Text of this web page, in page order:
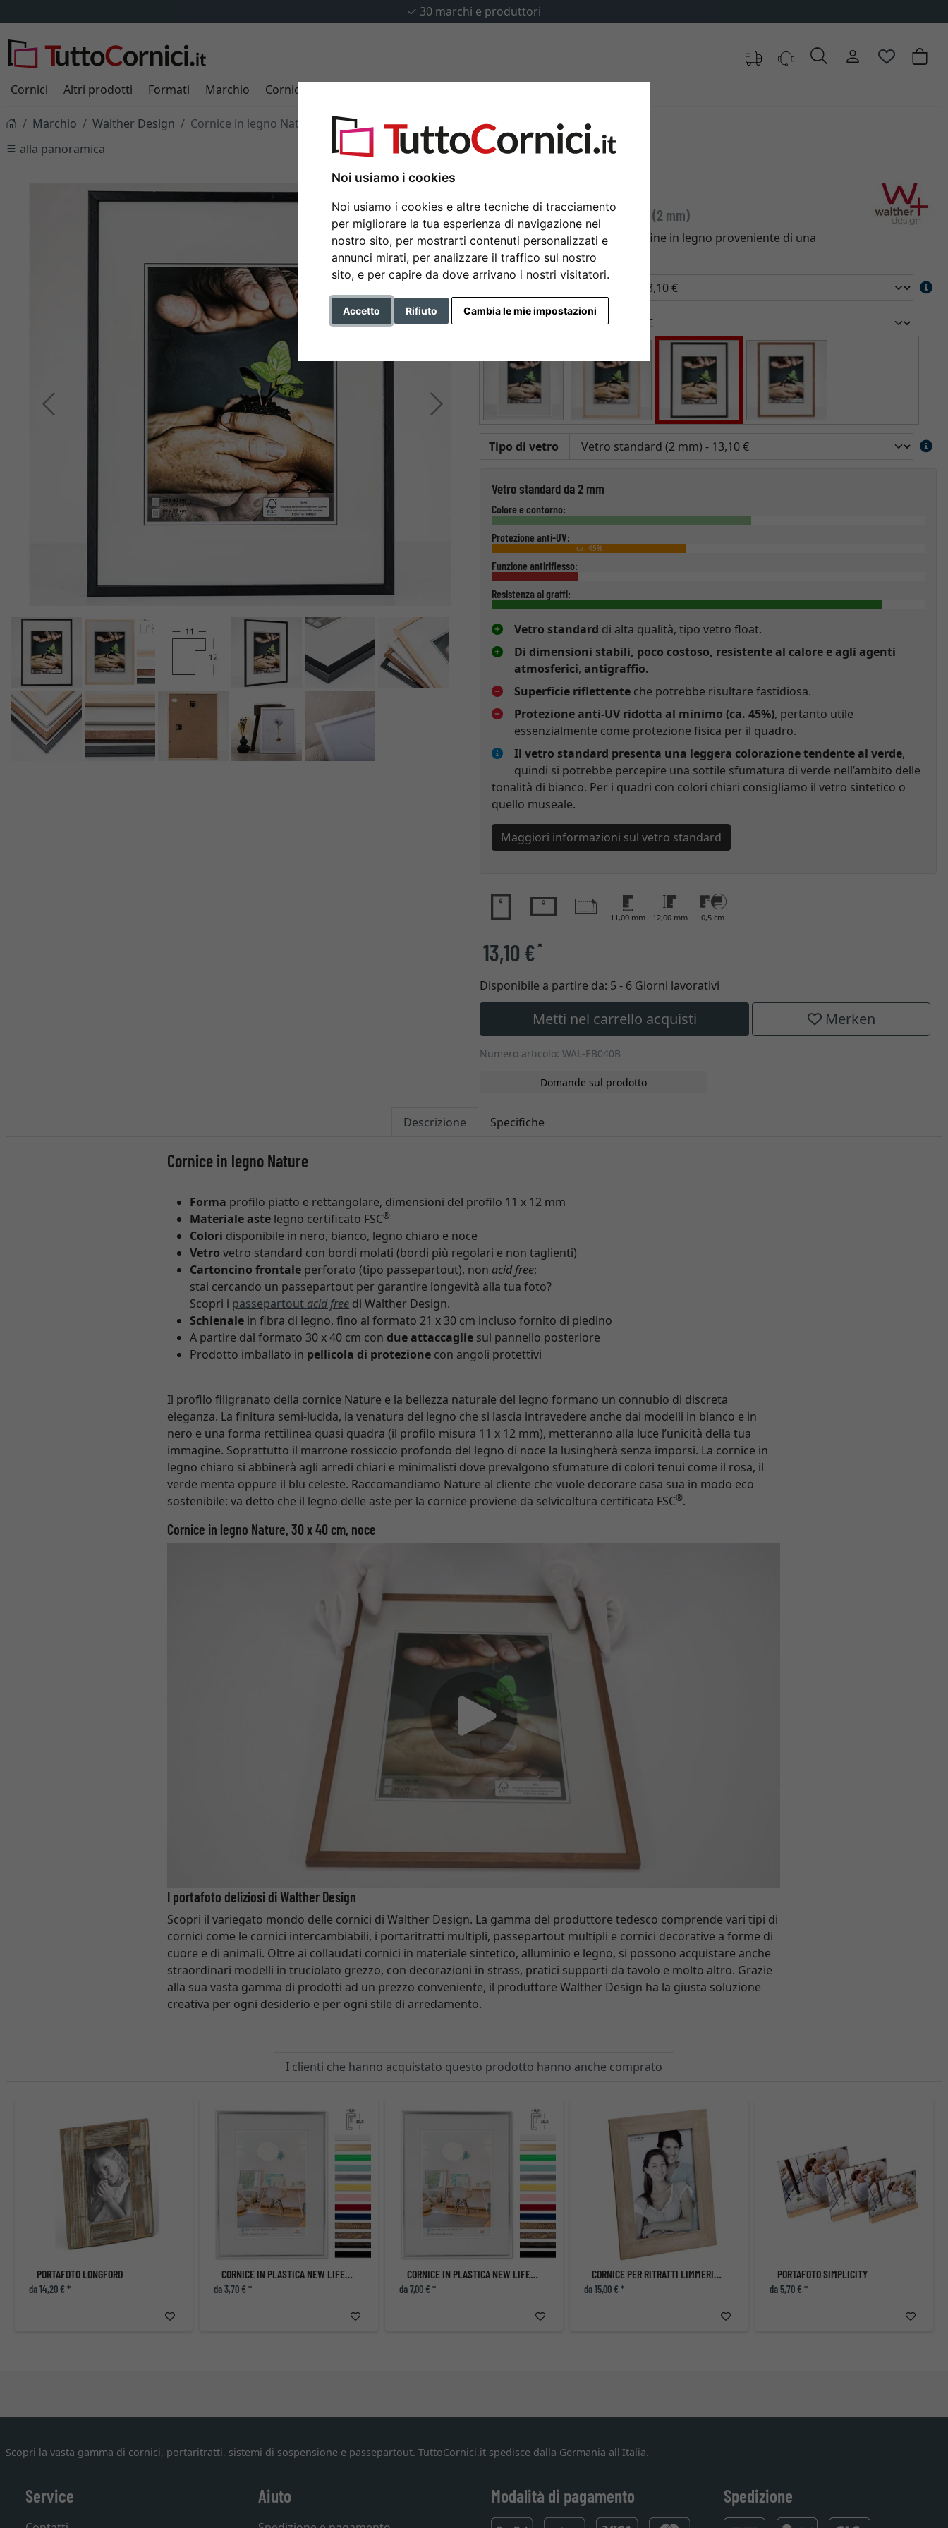
Noi usiamo i cookies
Noi usiamo i cookies e altre tecniche di tracciamento
per migliorare la tua esperienza di navigazione nel
nostro sito, per mostrarti contenuti personalizzati e
annunci mirati, per analizzare il traffico sul nostro
sito, e per capire da dove arrivano i nostri visitatori.
Accetto Rifiuto Cambia le mie impostazioni
✓ 30 marchi e produttori
Cornici Altri prodotti Formati Marchio Cornici su misura
Marchio Walther Design
Cornice in legno Nature
alla panoramica
Indietro Avanti
30x40 cm | nero | Vetro standard (2 mm)
Cornice economica con profilo fine in legno proveniente di una
selvicoltura sostenibile
Colore
Tipo di vetro
Vetro standard da 2 mm
Colore e contorno:
Protezione anti-UV:
ca. 45%
Funzione antiriflesso:
Resistenza ai graffi:
Vetro standard di alta qualità, tipo vetro float.
Di dimensioni stabili, poco costoso, resistente al calore e agli agenti
atmosferici, antigraffio.
Superficie riflettente che potrebbe risultare fastidiosa.
Protezione anti-UV ridotta al minimo (ca. 45%), pertanto utile
essenzialmente come protezione fisica per il quadro.
Il vetro standard presenta una leggera colorazione tendente al verde,
quindi si potrebbe percepire una sottile sfumatura di verde nell’ambito delle
tonalità di bianco. Per i quadri con colori chiari consigliamo il vetro sintetico o
quello museale.
Maggiori informazioni sul vetro standard
11,00 mm 12,00 mm 0,5 cm
13,10 €*
Disponibile a partire da: 5 - 6 Giorni lavorativi
Metti nel carrello acquisti Merken
Numero articolo: WAL-EB040B
Domande sul prodotto
Descrizione Specifiche
Cornice in legno Nature
Forma profilo piatto e rettangolare, dimensioni del profilo 11 x 12 mm
Materiale aste legno certificato FSC®
Colori disponibile in nero, bianco, legno chiaro e noce
Vetro vetro standard con bordi molati (bordi più regolari e non taglienti)
Cartoncino frontale perforato (tipo passepartout), non acid free;
stai cercando un passepartout per garantire longevità alla tua foto?
Scopri i passepartout acid free di Walther Design.
Schienale in fibra di legno, fino al formato 21 x 30 cm incluso fornito di piedino
A partire dal formato 30 x 40 cm condue attaccaglie sul pannello posteriore
Prodotto imballato in pellicola di protezione con angoli protettivi
Il profilo filigranato della cornice Nature e la bellezza naturale del legno formano un connubio di discreta
eleganza. La finitura semi-lucida, la venatura del legno che si lascia intravedere anche dai modelli in bianco e in
nero e una forma rettilinea quasi quadra (il profilo misura 11 x 12 mm), metteranno alla luce l’unicità della tua
immagine. Soprattutto il marrone rossiccio profondo del legno di noce la lusingherà senza imporsi. La cornice in
legno chiaro si abbinerà agli arredi chiari e minimalisti dove prevalgono sfumature di colori tenui come il rosa, il
verde menta oppure il blu celeste. Raccomandiamo Nature al cliente che vuole decorare casa sua in modo eco
sostenibile: va detto che il legno delle aste per la cornice proviene da selvicoltura certificata FSC®.
Cornice in legno Nature, 30 x 40 cm, noce
I portafoto deliziosi di Walther Design
Scopri il variegato mondo delle cornici di Walther Design. La gamma del produttore tedesco comprende vari tipi di
cornici come le cornici intercambiabili, i portaritratti multipli, passepartout multipli e cornici decorative a forme di
cuore e di animali. Oltre ai collaudati cornici in materiale sintetico, alluminio e legno, si possono acquistare anche
straordinari modelli in truciolato grezzo, con decorazioni in strass, pratici supporti da tavolo e molto altro. Grazie
alla sua vasta gamma di prodotti ad un prezzo conveniente, il produttore Walther Design ha la giusta soluzione
creativa per ogni desiderio e per ogni stile di arredamento.
I clienti che hanno acquistato questo prodotto hanno anche comprato
PORTAFOTO LONGFORD
da 14,20 € * da 3,70 € *
CORNICE IN PLASTICA NEW LIFESTYLE
da 7,00 € * da 15,00 € *
PORTAFOTO SIMPLICITY
da 5,70 € *
Scopri la vasta gamma di cornici, portaritratti, sistemi di sospensione e passepartout. TuttoCornici.it spedisce dalla Germania all'Italia.
Service Aiuto Modalità di pagamento Spedizione